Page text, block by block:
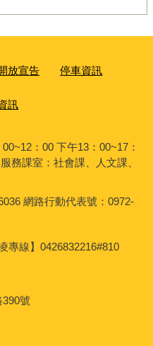
放宣告 停車資訊
訊
：00 下午13：00~17：
務課室：社會課、人文課、
網路行動代表號：0972-
專線】0426832216#810
號